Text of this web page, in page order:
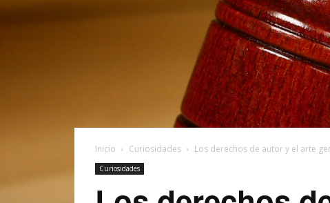
Inicio Curiosidades Los derechos de autor y el arte
Curiosidades